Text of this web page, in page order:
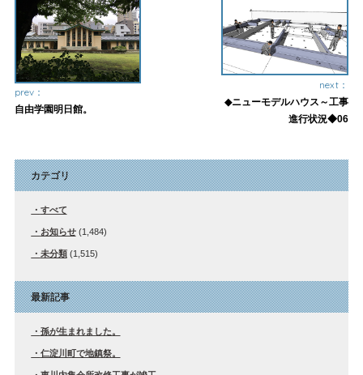
prev：
自由学園明日館。
next：
◆ニューモデルハウス～工事
進行状況◆06
カテゴリ
すべて
お知らせ(1,484)
未分類(1,515)
最新記事
孫が生まれました。
仁淀川町で地鎮祭。